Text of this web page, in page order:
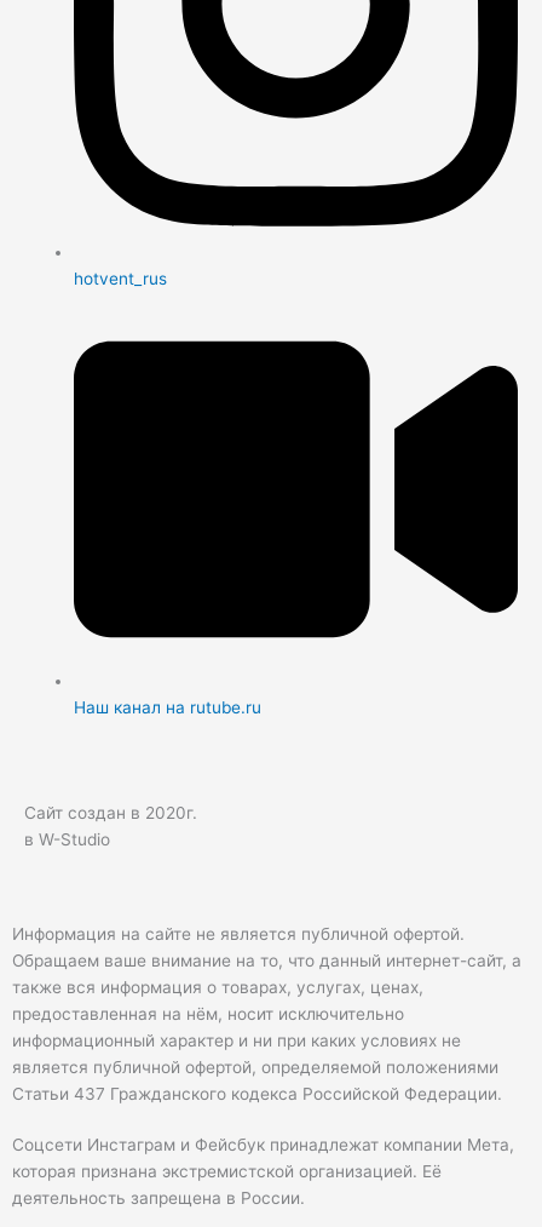
hotvent_rus
Наш канал на rutube.ru
Сайт создан в 2020г.
в W-Studio
Информация на сайте не является публичной офертой.
Обращаем ваше внимание на то, что данный интернет-сайт, а
также вся информация о товарах, услугах, ценах,
предоставленная на нём, носит исключительно
информационный характер и ни при каких условиях не
является публичной офертой, определяемой положениями
Статьи 437 Гражданского кодекса Российской Федерации.
Соцсети Инстаграм и Фейсбук принадлежат компании Мета,
которая признана экстремистской организацией. Её
деятельность запрещена в России.